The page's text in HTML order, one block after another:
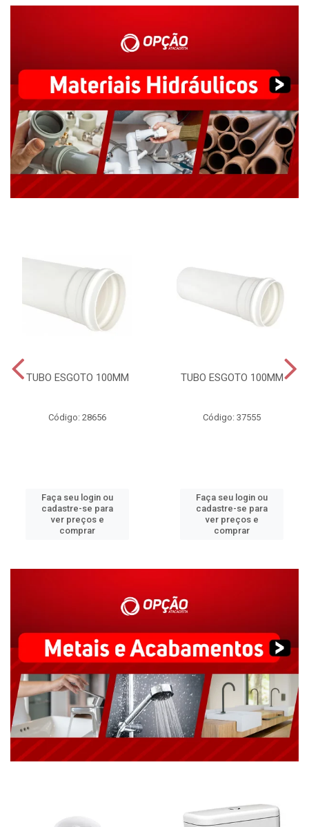
TUBO ESGOTO 100MM
Código: 28656
Faça seu login ou
cadastre-se para
ver preços e
comprar
TUBO ESGOTO 100MM
Código: 37555
Faça seu login ou
cadastre-se para
ver preços e
comprar